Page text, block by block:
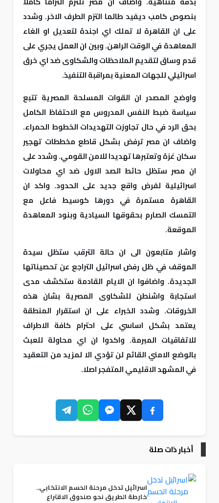
بنصوص كامب ديفيد طالما التزم الطرف الاخر. وشدد
على ان القاهرة لا تملك اي اجندة لتعديل او الغاء
المعاهدة في الوقت الراهن. وبين ان العمل يجري على
قدم وساق لتقديم الملاحظات والشكاوى ضد اي خرق
اسرائيلي للجهات المعنية بمراقبة التنفيذ.
واوضح المصدر ان القوات المسلحة المصرية تتبع
سياسة ضبط النفس المدروس مع الاحتفاظ الكامل
بحق الرد في حال تجاوزت التهديدات الخطوط الحمراء.
واضاف ان مصر ترفض بشكل قاطع مخططات تهجير
سكان غزة وتعتبرها تهديدا للامن القومي. وشدد على
ان مصر ستظل حائط الصد الاول ضد اي محاولات
اسرائيلية لفرض واقع جديد على الحدود. واكد ان
القاهرة مستمرة في دورها كوسيط فاعل مع
التمسك الصارم بحقوقها السيادية وبنود المعاهدة
الموقعة.
واشار متابعون الى ان حالة الترقب ستظل سيدة
الموقف في ظل رفض اسرائيل التراجع عن تحصيناتها
الجديدة. واضافوا ان الايام القادمة ستكشف مدى
استجابة واشنطن للشكاوى المصرية بشان هذه
الخروقات. وشدد الخبراء على ان استقرار المنطقة
يعتمد بشكل اساسي على احترام كافة الاطراف
للاتفاقيات المبرمة. واكدوا ان اي محاولة للعبث
بالوضع الامني القائم لن تؤدي الا لمزيد من التعقيد
في المشهد الاقليمي المتفجر اصلا.
أخبار ذات صلة
اسرائيل تدخل مرحلة الحسم الانتخابي..
خارطة الطريق نحو صندوق الاقتراع